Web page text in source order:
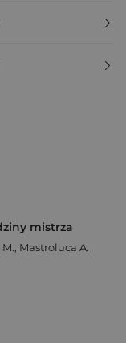
mistrza
, Mastroluca A.